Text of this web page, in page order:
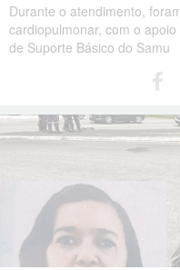
Durante o atendimento,
cardiopulmonar, com o
de Suporte Básico do Samu